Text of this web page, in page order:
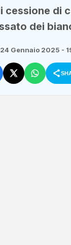
cessione di
dei
24 Gennaio 2025 -